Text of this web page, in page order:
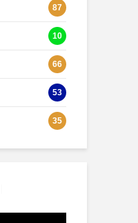
87
10
66
53
35